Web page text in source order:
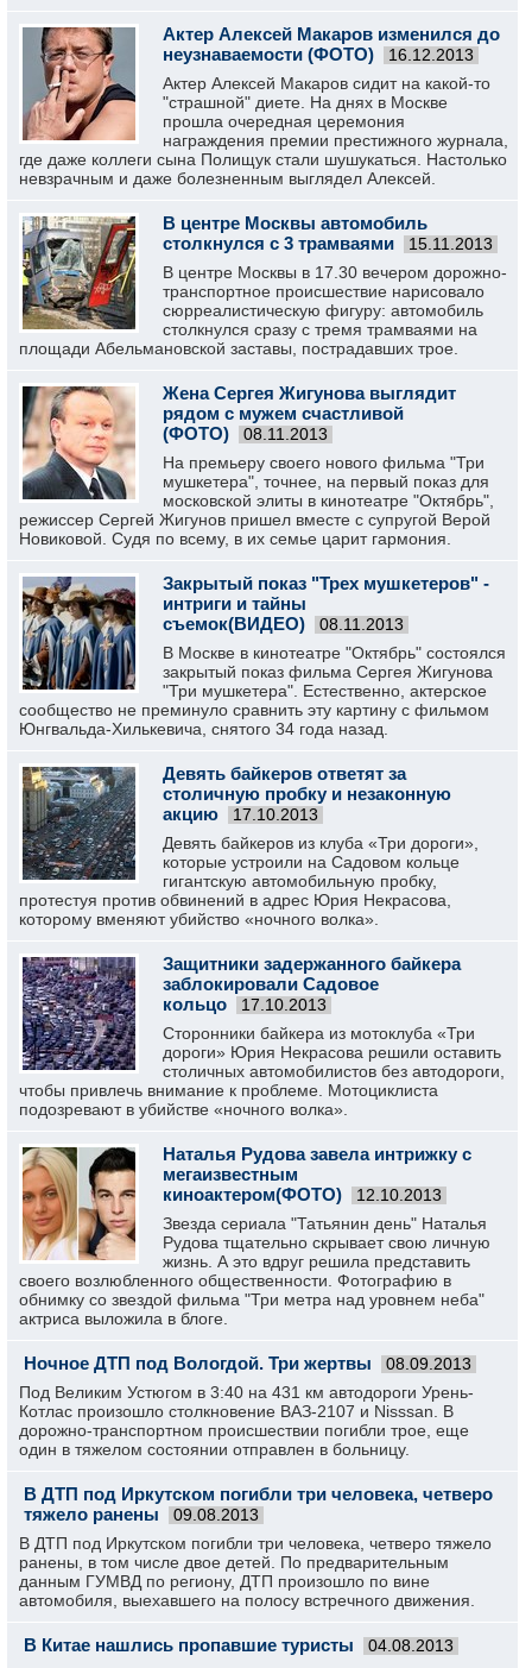
Актер Алексей Макаров изменился до
неузнаваемости (ФОТО)
16.12.2013
Актер Алексей Макаров сидит на какой-то
"страшной" диете. На днях в Москве
прошла очередная церемония
награждения премии престижного журнала,
где даже коллеги сына Полищук стали шушукаться. Настолько
невзрачным и даже болезненным выглядел Алексей.
В центре Москвы автомобиль
столкнулся с 3 трамваями
15.11.2013
В центре Москвы в 17.30 вечером дорожно-
транспортное происшествие нарисовало
сюрреалистическую фигуру: автомобиль
столкнулся сразу с тремя трамваями на
площади Абельмановской заставы, пострадавших трое.
Жена Сергея Жигунова выглядит
рядом с мужем счастливой
(ФОТО)
08.11.2013
На премьеру своего нового фильма "Три
мушкетера", точнее, на первый показ для
московской элиты в кинотеатре "Октябрь",
режиссер Сергей Жигунов пришел вместе с супругой Верой
Новиковой. Судя по всему, в их семье царит гармония.
Закрытый показ "Трех мушкетеров" -
интриги и тайны
съемок(ВИДЕО)
08.11.2013
В Москве в кинотеатре "Октябрь" состоялся
закрытый показ фильма Сергея Жигунова
"Три мушкетера". Естественно, актерское
сообщество не преминуло сравнить эту картину с фильмом
Юнгвальда-Хилькевича, снятого 34 года назад.
Девять байкеров ответят за
столичную пробку и незаконную
акцию
17.10.2013
Девять байкеров из клуба «Три дороги»,
которые устроили на Садовом кольце
гигантскую автомобильную пробку,
протестуя против обвинений в адрес Юрия Некрасова,
которому вменяют убийство «ночного волка».
Защитники задержанного байкера
заблокировали Садовое
кольцо
17.10.2013
Сторонники байкера из мотоклуба «Три
дороги» Юрия Некрасова решили оставить
столичных автомобилистов без автодороги,
чтобы привлечь внимание к проблеме. Мотоциклиста
подозревают в убийстве «ночного волка».
Наталья Рудова завела интрижку с
мегаизвестным
киноактером(ФОТО)
12.10.2013
Звезда сериала "Татьянин день" Наталья
Рудова тщательно скрывает свою личную
жизнь. А это вдруг решила представить
своего возлюбленного общественности. Фотографию в
обнимку со звездой фильма "Три метра над уровнем неба"
актриса выложила в блоге.
Ночное ДТП под Вологдой. Три жертвы 08.09.2013
Под Великим Устюгом в 3:40 на 431 км автодороги Урень-
Котлас произошло столкновение ВАЗ-2107 и Nisssan. В
дорожно-транспортном происшествии погибли трое, еще
один в тяжелом состоянии отправлен в больницу.
В ДТП под Иркутском погибли три человека, четверо
тяжело ранены
09.08.2013
В ДТП под Иркутском погибли три человека, четверо тяжело
ранены, в том числе двое детей. По предварительным
данным ГУМВД по региону, ДТП произошло по вине
автомобиля, выехавшего на полосу встречного движения.
В Китае нашлись пропавшие туристы 04.08.2013